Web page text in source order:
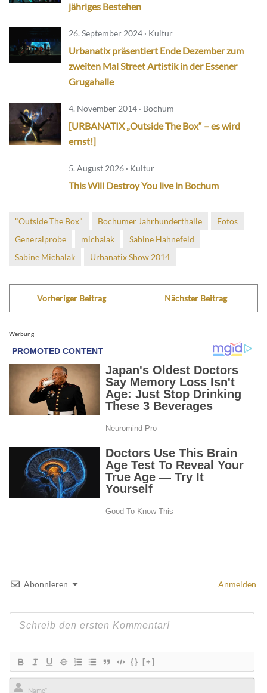
jähriges Bestehen
26. September 2024 · Kultur
Urbanatix präsentiert Ende Dezember zum
zweiten Mal Street Artistik in der Essener
Grugahalle
4. November 2014 · Bochum
[URBANATIX „Outside The Box“ – es wird
ernst!]
5. August 2026 · Kultur
This Will Destroy You live in Bochum
"Outside The Box" Bochumer Jahrhunderthalle
Fotos
Generalprobe
michalak
Sabine Hahnefeld
Sabine Michalak
Urbanatix Show 2014
Vorheriger Beitrag Nächster Beitrag
Werbung
Abonnieren Anmelden
{} [+]